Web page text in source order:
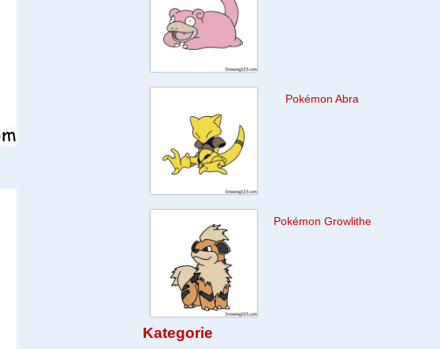
Pokémon Abra
Pokémon Growlithe
Kategorie